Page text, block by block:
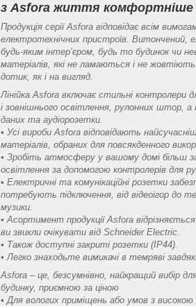
з Asfora життя комфортніше
Продукція серії Asfora відповідає всім
електротехнічних пристроїв. Витончений,
будь-яким інтер’єром, будь то будинок чи
матеріалів, які не ламаються і не
дотик, як і на вигляд.
Лінійка Asfora включає стильні контролери
і зовнішнього освітлення, рулонних штор,
даних та аудіорозетки.
• Усі вироби Asfora відповідають
матеріалів, обраних для повсякденного
• Зробіть атмосферу у вашому домі більш
освітлення за допомогою контролерів для
• Електричні та комунікаційні розетки
потребують підключення, від відеоігор до
музики.
• Асортимент продукції Asfora
ви звикли очікувати від Schneider Electric.
• Також доступні закриті розетки (IP44).
• Легко знаходьте вимикачі в темряві
Asfora – це, безсумнівно, найкращий вибір
будинку, приємною за ціною
• Для вологих приміщень або умов з